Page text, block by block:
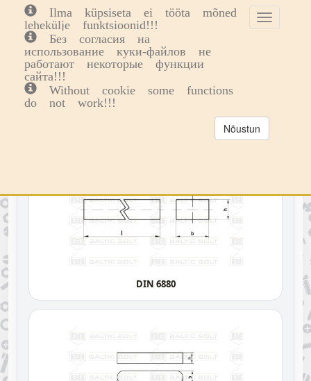
Ilma küpsiseta ei tööta mõned
lehekülje funktsioonid!!!
Без согласия на
использование куки-файлов не
работают некоторые функции
сайта!!!
Without cookie some functions
do not work!!!
Toggle
cookie
Nõustun
Vali Kategoria Eritooted Liistud
LIISTUD
DIN 6880